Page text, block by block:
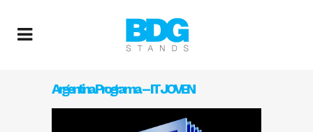
Argentina Programa – IT JOVEN